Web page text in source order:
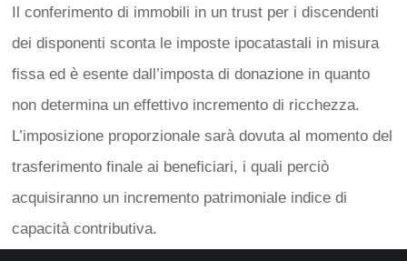
Il conferimento di immobili in un trust per i discendenti
dei disponenti sconta le imposte ipocatastali in misura
fissa ed è esente dall’imposta di donazione in quanto
non determina un effettivo incremento di ricchezza.
L’imposizione proporzionale sarà dovuta al momento del
trasferimento finale ai beneficiari, i quali perciò
acquisiranno un incremento patrimoniale indice di
capacità contributiva.